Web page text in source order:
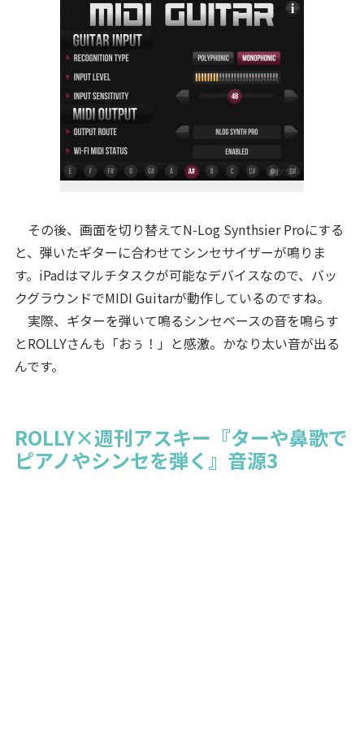
その後、画面を切り替えてN-Log Synthsier Proにする
と、弾いたギターに合わせてシンセサイザーが鳴りま
す。iPadはマルチタスクが可能なデバイスなので、バッ
クグラウンドでMIDI Guitarが動作しているのですね。
実際、ギターを弾いて鳴るシンセベースの音を鳴らす
とROLLYさんも「おぅ！」と感激。かなり太い音が出る
んです。
ROLLY×週刊アスキー『ターや鼻歌で
ピアノやシンセを弾く』音源3